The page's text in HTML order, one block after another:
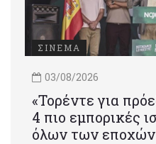
ΣΙΝΕΜΑ
03/08/2026
«Τορέντε για
4 πιο εμπορικές
όλων των εποχών